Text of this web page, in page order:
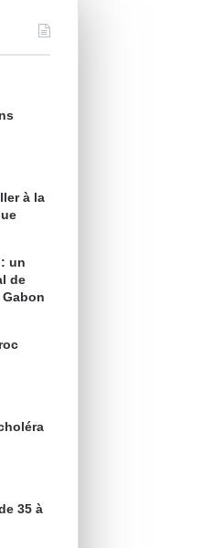
à la
un
de
35 à